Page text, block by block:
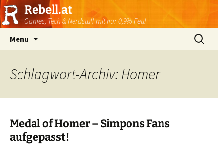
Rebell.at
Games, Tech & Nerdstuff mit nur 0,9% Fett!
Menu
Suchen
nach:
Schlagwort-Archiv: Homer
Medal of Homer – Simpons Fans
aufgepasst!